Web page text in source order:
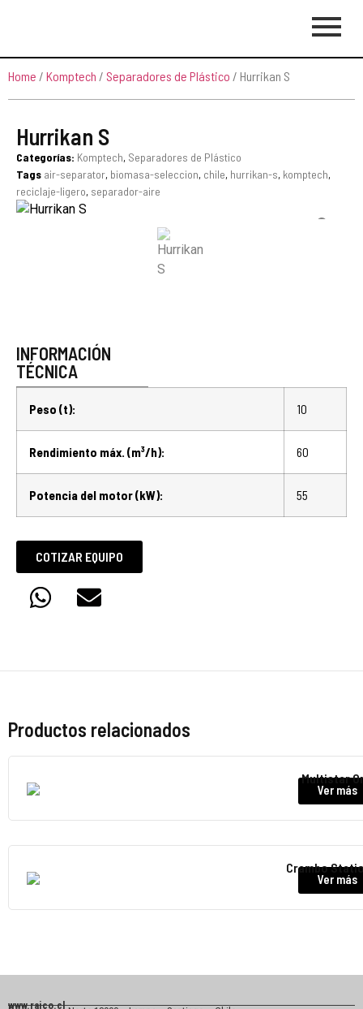
Home / Komptech / Separadores de Plástico / Hurrikan S
Hurrikan S
Categorías: Komptech, Separadores de Plástico
Tags air-separator, biomasa-seleccion, chile, hurrikan-s, komptech,
reciclaje-ligero, separador-aire
INFORMACIÓN
TÉCNICA
Peso (t): 10
Rendimiento máx. (m³/h): 60
Potencia del motor (kW): 55
COTIZAR EQUIPO
Productos relacionados
Multistar
Ver más
Crambo
Ver más
www.raico.cl